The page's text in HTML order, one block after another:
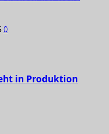
0
in Produktion